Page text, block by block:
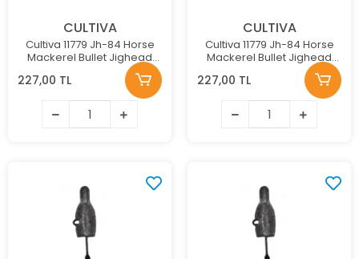
CULTIVA
Cultiva 11779 Jh-84 Horse
Mackerel Bullet Jighead
227,00 TL
CULTIVA
Cultiva 11779 Jh-84 Horse
Mackerel Bullet Jighead
227,00 TL